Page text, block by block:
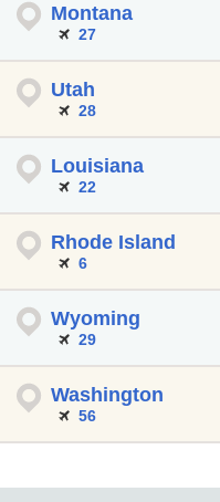
Montana
27
Utah
28
Louisiana
22
Rhode Island
6
Wyoming
29
Washington
56